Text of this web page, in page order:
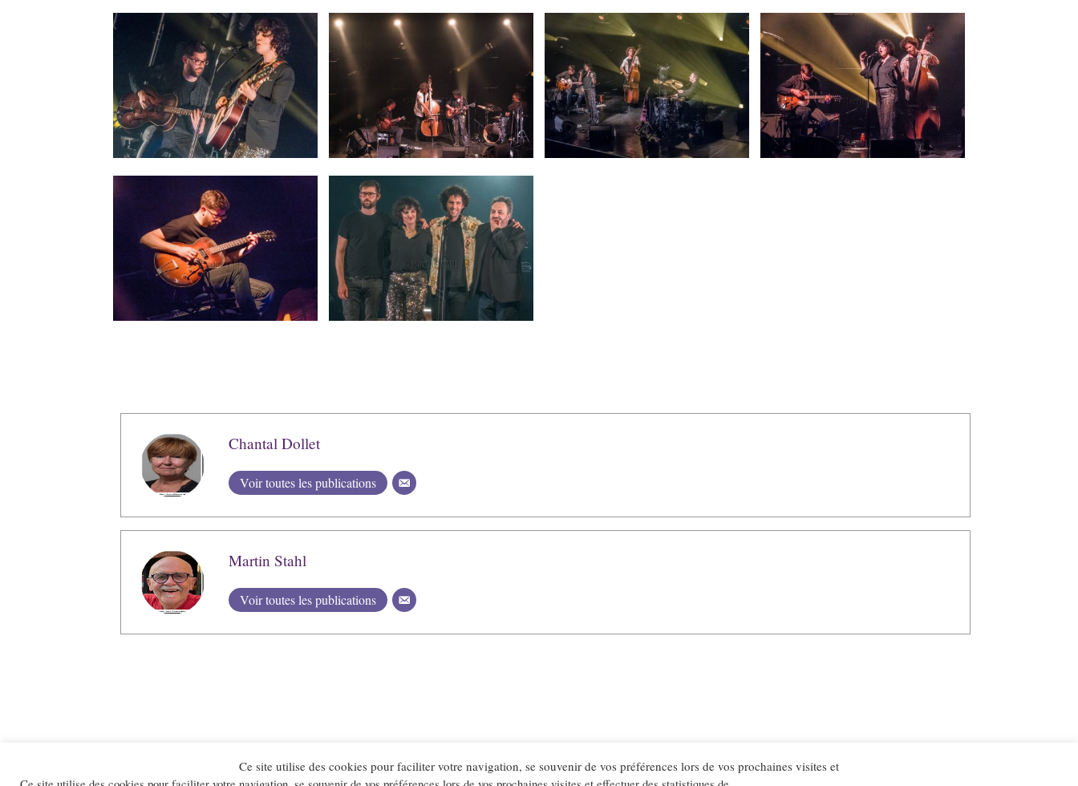
Chantal Dollet
Voir toutes les publications
Martin Stahl
Voir toutes les publications
Ce site utilise des cookies pour faciliter votre navigation, se souvenir de vos préférences lors de vos prochaines visites et